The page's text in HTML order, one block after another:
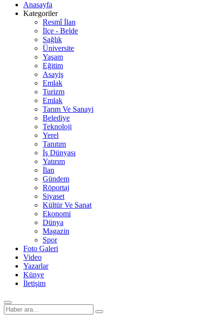
Anasayfa
Kategoriler
Resmî İlan
İlçe - Belde
Sağlık
Üniversite
Yaşam
Eğitim
Asayiş
Emlak
Turizm
Emlak
Tarım Ve Sanayi
Belediye
Teknoloji
Yerel
Tanıtım
İş Dünyası
Yatırım
İlan
Gündem
Röportaj
Siyaset
Kültür Ve Sanat
Ekonomi
Dünya
Magazin
Spor
Foto Galeri
Video
Yazarlar
Künye
İletişim